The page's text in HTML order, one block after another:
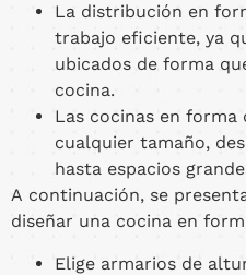
La distribución en
trabajo eficiente, ya
ubicados de forma
cocina.
Las cocinas en forma
cualquier tamaño,
hasta espacios
A continuación, se
diseñar una cocina en
Elige armarios de